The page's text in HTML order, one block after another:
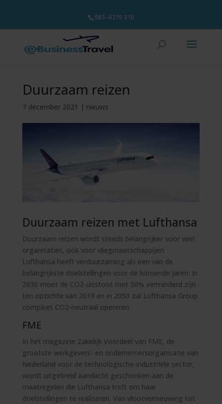
085–0210 310
Duurzaam reizen
7 december 2021 | nieuws
Duurzaam reizen met Lufthansa
Duurzaam reizen wordt steeds belangrijker voor veel
organisaties, ook voor vliegmaatschappijen.
Lufthansa heeft verduurzaming als een van de
belangrijkste doelstellingen voor de komende jaren. In
2030 moet de CO2-uitstoot met 50% verminderd zijn
ten opzichte van 2019 en in 2050 zal Lufthansa Group
compleet CO2-neutraal opereren.
FME
In het magazine Zakelijk Voordeel van FME, de
grootste werkgevers- en ondernemersorganisatie van
Nederland voor de technologische-industriële sector,
wordt uitgebreid aandacht geschonken aan de
maatregelen die Lufthansa treft om haar
doelstellingen te realiseren. Van vlootvernieuwing tot